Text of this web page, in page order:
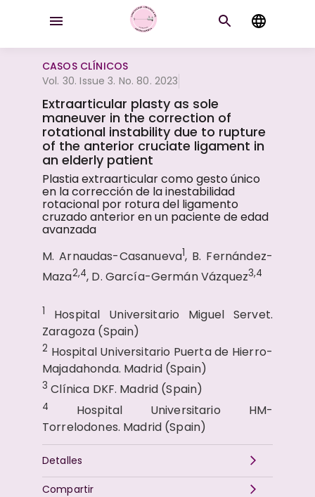
CASOS CLÍNICOS
Vol. 30. Issue 3. No. 80. 2023
Extraarticular plasty as sole
maneuver in the correction of
rotational instability due to rupture
of the anterior cruciate ligament in
an elderly patient
Plastia extraarticular como gesto único
en la corrección de la inestabilidad
rotacional por rotura del ligamento
cruzado anterior en un paciente de edad
avanzada
M. Arnaudas-Casanueva1, B. Fernández-
Maza2,4, D. García-Germán Vázquez3,4
1
Hospital Universitario Miguel Servet.
Zaragoza (Spain)
2 Hospital Universitario Puerta de Hierro-
Majadahonda. Madrid (Spain)
3 Clínica DKF. Madrid (Spain)
4
Hospital Universitario HM-
Torrelodones. Madrid (Spain)
Detalles
Compartir